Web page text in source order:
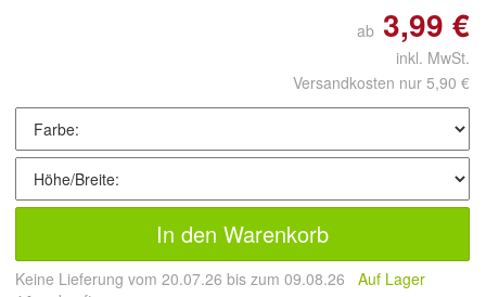
ab 3,99 €
inkl. MwSt.
Versandkosten nur 5,90 €
In den Warenkorb
Keine Lieferung vom 20.07.26 bis zum 09.08.26 Auf Lager